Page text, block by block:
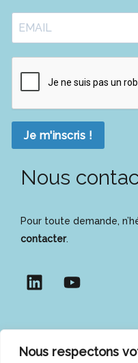
Nous respectons
Je m'inscris !
Nous
Pour toute demande,
contacter.